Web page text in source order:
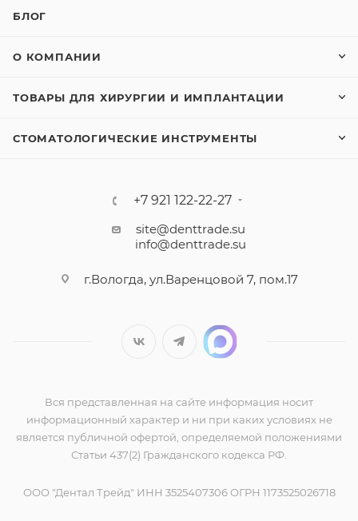
БЛОГ
О КОМПАНИИ
ТОВАРЫ ДЛЯ ХИРУРГИИ И ИМПЛАНТАЦИИ
СТОМАТОЛОГИЧЕСКИЕ ИНСТРУМЕНТЫ
+7 921 122-22-27
site@denttrade.su
info@denttrade.su
г.Вологда, ул.Варенцовой 7, пом.17
Вся представленная на сайте информация носит
информационный характер и ни при каких условиях не
является публичной офертой, определяемой положениями
Статьи 437(2) Гражданского кодекса РФ.
ООО "Дентал Трейд" ИНН 3525407306 ОГРН 1173525026718